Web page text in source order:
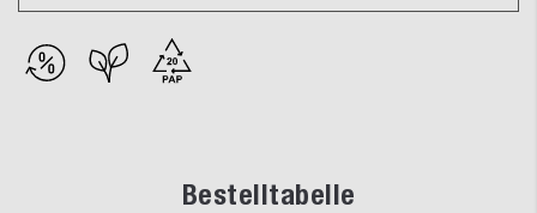
Bestelltabelle